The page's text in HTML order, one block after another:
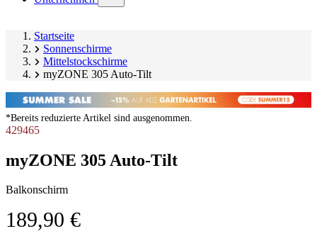
submenu)
Startseite
Sonnenschirme
Mittelstockschirme
myZONE 305 Auto-Tilt
*Bereits reduzierte Artikel sind ausgenommen.
429465
myZONE 305 Auto-Tilt
Balkonschirm
189,90 €